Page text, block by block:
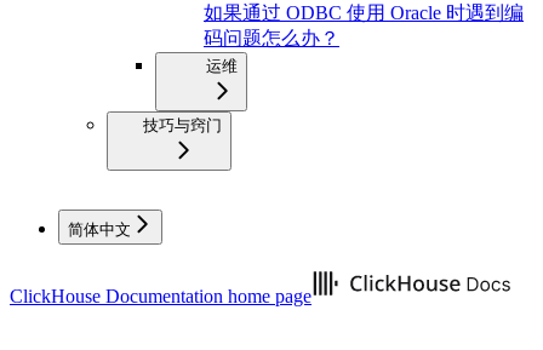
如果通过 ODBC 使用 Oracle 时遇到编
码问题怎么办？
运维
技巧与窍门
简体中文
ClickHouse Documentation home page